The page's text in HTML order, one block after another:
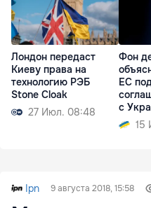
Лондон передаст
Киеву права на
технологию РЭБ
Stone Cloak
27 Июл. 08:48
Фон
ЕС
с
15
Ipn 9 августа 2018, 15:58